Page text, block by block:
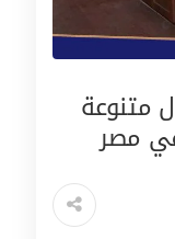
متنوعة
مصر